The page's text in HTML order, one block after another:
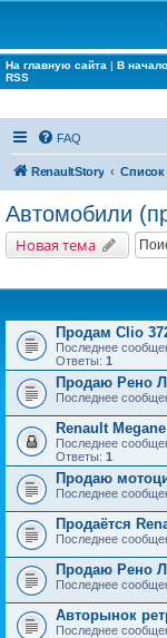
На главную сайта | В
RSS
FAQ
RenaultStory
Автомобили
Новая тема
Продам Clio
Последнее
Ответы: 1
Продаю Рено
Последнее
Renault
Последнее
Ответы: 1
Продаю
Последнее
Продаётся
Последнее
Продаю Рено
Последнее
Авторынок
Последнее